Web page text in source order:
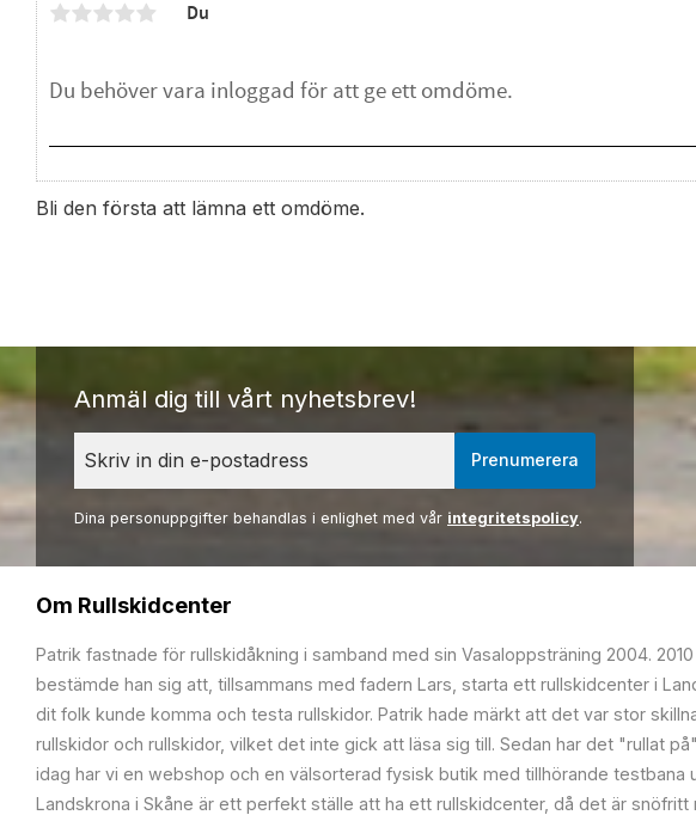
Du
Bli den första att lämna ett omdöme.
Anmäl dig till vårt nyhetsbrev!
Prenumerera
Dina personuppgifter behandlas i enlighet med vår integritetspolicy.
Om Rullskidcenter
Patrik fastnade för rullskidåkning i samband med sin Vasaloppsträning 2004. 2010
bestämde han sig att, tillsammans med fadern Lars, starta ett rullskidcenter i
dit folk kunde komma och testa rullskidor. Patrik hade märkt att det var stor
rullskidor och rullskidor, vilket det inte gick att läsa sig till. Sedan har det "rullat
idag har vi en webshop och en välsorterad fysisk butik med tillhörande testbana
Landskrona i Skåne är ett perfekt ställe att ha ett rullskidcenter, då det är snöfritt